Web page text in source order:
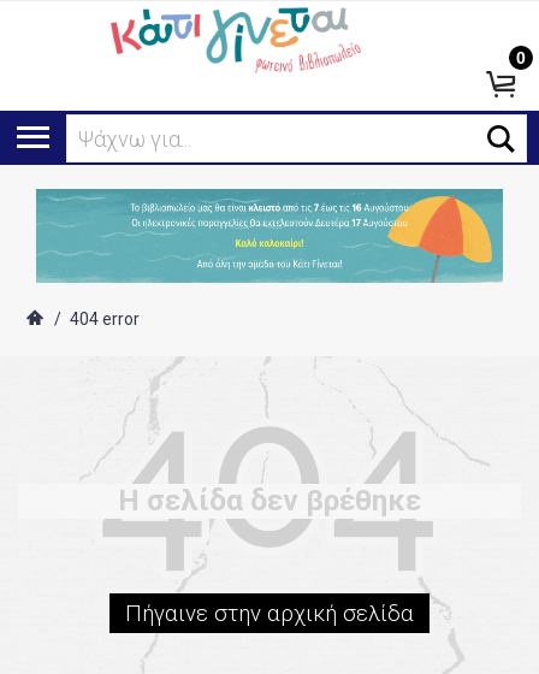
Ψάχνω για...
0
/ 404 error
Η σελίδα δεν βρέθηκε
Πήγαινε στην αρχική σελίδα